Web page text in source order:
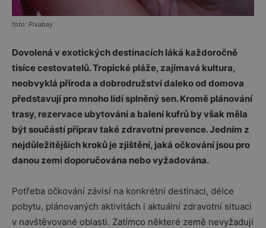
foto: Pixabay
Dovolená v exotických destinacích láká každoročně
tisíce cestovatelů. Tropické pláže, zajímavá kultura,
neobvyklá příroda a dobrodružství daleko od domova
představují pro mnoho lidí splněný sen. Kromě plánování
trasy, rezervace ubytování a balení kufrů by však měla
být součástí příprav také zdravotní prevence. Jedním z
nejdůležitějších kroků je zjištění, jaká očkování jsou pro
danou zemi doporučována nebo vyžadována.
Potřeba očkování závisí na konkrétní destinaci, délce
pobytu, plánovaných aktivitách i aktuální zdravotní situaci
v navštěvované oblasti. Zatímco některé země nevyžadují